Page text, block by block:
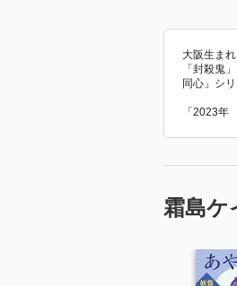
大阪生ま
「封殺鬼
同心」シ
「2023年
霜島ケ